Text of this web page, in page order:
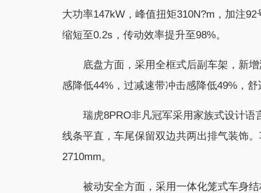
大功率147kW，峰值扭矩310N?m，加注
缩短至0.2s，传动效率提升至98%。
底盘方面，采用全框式后副车架，新
感降低44%，过减速带冲击感降低49%，舒
瑞虎8PRO非凡冠军采用家族式设计
线条平直，车尾保留双边共两出排气装饰
2710mm。
被动安全方面，采用一体化笼式车身